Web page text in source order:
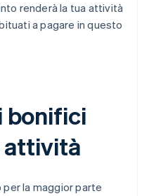
renderà la tua attività
a pagare in questo
bonifici
attività
per la maggior parte